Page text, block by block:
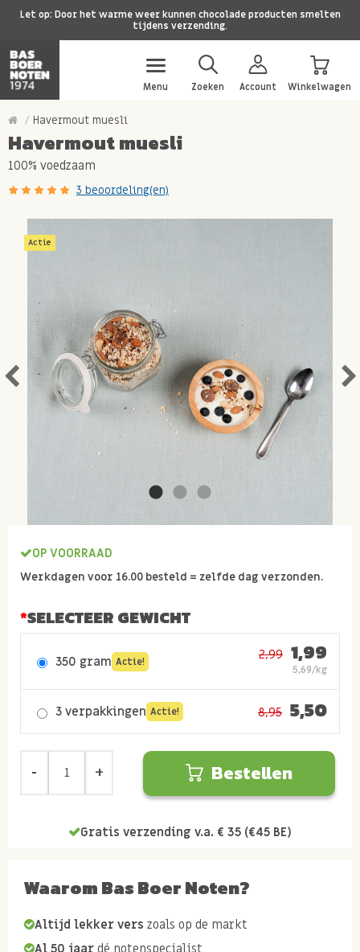
Let op: Door het warme weer kunnen chocolade producten smelten
tijdens verzending.
Menu Zoeken Account Winkelwagen
Havermout muesli
Havermout muesli
100% voedzaam
3 beoordeling(en)
Actie
OP VOORRAAD
Werkdagen voor 16.00 besteld = zelfde dag verzonden.
SELECTEER GEWICHT
350 gram Actie! 2,99 1,99
5,69/kg
3 verpakkingen Actie! 8,95 5,50
Bestellen
Gratis verzending v.a. € 35 (€45 BE)
Waarom Bas Boer Noten?
Altijd lekker vers zoals op de markt
Al 50 jaar dé notenspecialist